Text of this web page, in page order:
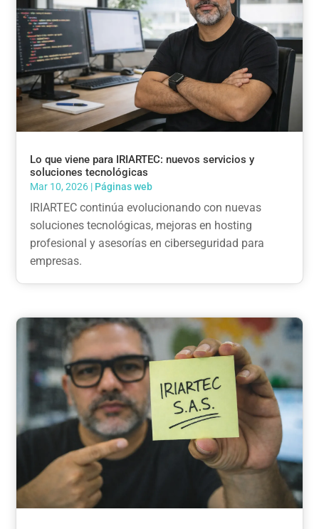
Lo que viene para IRIARTEC: nuevos servicios y
soluciones tecnológicas
Mar 10, 2026 | Páginas web
IRIARTEC continúa evolucionando con nuevas
soluciones tecnológicas, mejoras en hosting
profesional y asesorías en ciberseguridad para
empresas.